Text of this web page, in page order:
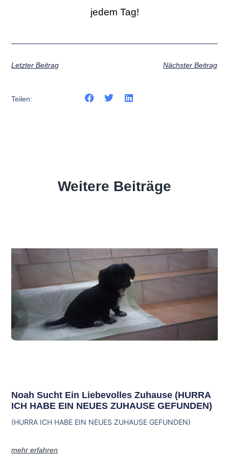
jedem Tag!
Letzter Beitrag Nächster Beitrag
Teilen:
Weitere Beiträge
Noah Sucht Ein Liebevolles Zuhause (HURRA
ICH HABE EIN NEUES ZUHAUSE GEFUNDEN)
(HURRA ICH HABE EIN NEUES ZUHAUSE GEFUNDEN)
mehr erfahren